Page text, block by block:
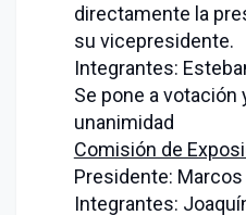
directamente la
su vicepresidente.
Integrantes:
Se pone a votación
unanimidad
Comisión de
Presidente: Marcos
Integrantes: